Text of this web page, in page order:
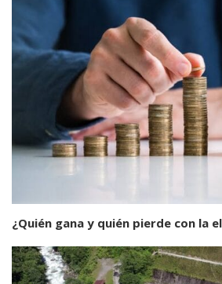
¿Quién gana y quién pierde con la